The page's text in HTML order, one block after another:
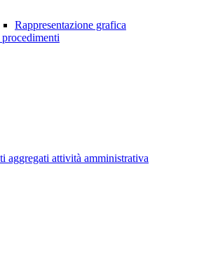
Rappresentazione grafica
aggregati attività amministrativa